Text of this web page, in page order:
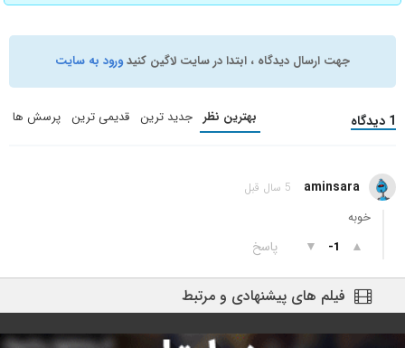
جهت ارسال دیدگاه ، ابتدا در سایت لاگین کنیدورود به سایت
1 دیدگاه بهترین نظر جدید ترین قدیمی ترین پرسش ها
aminsara 5 سال قبل
خوبه
▲
-1
▼ پاسخ
فیلم های پیشنهادی و مرتبط